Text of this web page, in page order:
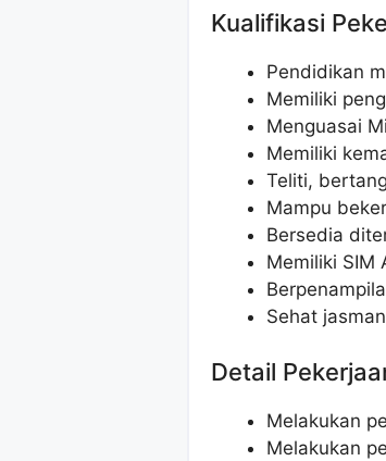
Kualifikasi
Pendidikan
Memiliki
Menguasai
Memiliki
Teliti,
Mampu
Bersedia
Memiliki SIM
Sehat
Detail
Melakukan
Melakukan